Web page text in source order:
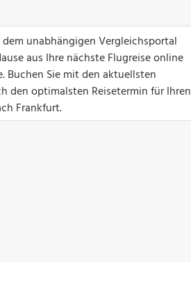
unabhängigen Vergleichsportal
aus Ihre nächste Flugreise online
Buchen Sie mit den aktuellsten
den optimalsten Reisetermin für Ihren
Frankfurt.